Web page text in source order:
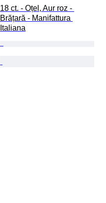
18 ct. - Oțel, Aur roz -
Brățară - Manifattura
Italiana